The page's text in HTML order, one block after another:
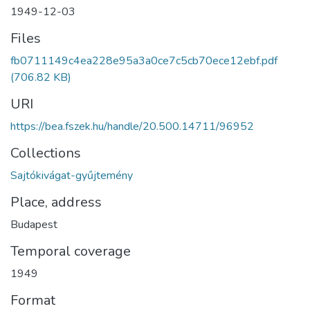
1949-12-03
Files
fb0711149c4ea228e95a3a0ce7c5cb70ece12ebf.pdf
(706.82 KB)
URI
https://bea.fszek.hu/handle/20.500.14711/96952
Collections
Sajtókivágat-gyűjtemény
Place, address
Budapest
Temporal coverage
1949
Format